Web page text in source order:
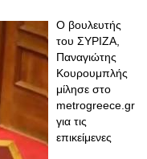
Ο βουλευτής
του ΣΥΡΙΖΑ,
Παναγιώτης
Κουρουμπλής
μίλησε στο
metrogreece.gr
για τις
επικείμενες